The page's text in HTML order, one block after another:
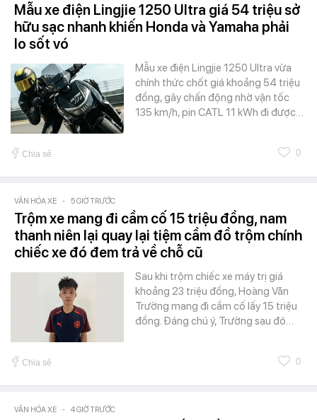
Mẫu xe điện Lingjie 1250 Ultra giá 54 triệu sở
hữu sạc nhanh khiến Honda và Yamaha phải
lo sốt vó
Mẫu xe điện Lingjie 1250 Ultra vừa
chính thức chốt giá khoảng 54 triệu
đồng, gây chấn động nhờ vận tốc
135 km/h, pin CATL 11 kWh đi được…
Chia sẻ 0
VĂN HÓA XE - 5 GIỜ TRƯỚC
Trộm xe mang đi cầm cố 15 triệu đồng, nam
thanh niên lại quay lại tiệm cầm đồ trộm chính
chiếc xe đó đem trả về chỗ cũ
Sau khi trộm chiếc xe máy trị giá
khoảng 23 triệu đồng, Hoàng Văn
Trường mang đi cầm cố lấy 15 triệu
đồng. Đáng chú ý, Trường sau đó…
Chia sẻ 0
VĂN HÓA XE - 4 GIỜ TRƯỚC